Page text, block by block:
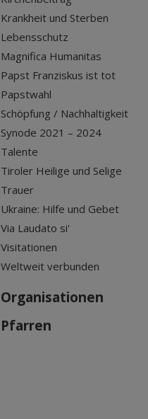
Krankheit und Sterben
Lebensschutz
Magnifica Humanitas
Papst Franziskus ist tot
Papstwahl
Schöpfung / Nachhaltigkeit
Synode 2021 – 2024
Talente
Tiroler Heilige und Selige
Trauer
Ukraine: Hilfe und Gebet
Via Laudato si'
Visitationen
Weltweit verbunden
Organisationen
Pfarren